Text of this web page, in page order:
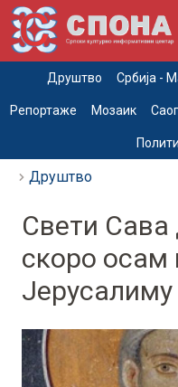
Друштво Србија -
Репортаже Мозаик
Друштво
Свети Сава
скоро осам
Јерусалиму